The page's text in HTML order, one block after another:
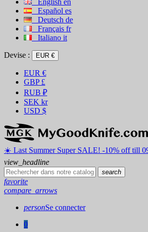
English en
Español es
Deutsch de
Français fr
Italiano it
Devise : EUR €
EUR €
GBP £
RUB ₽
SEK kr
USD $
☀️ ️Last Summer Super SALE! -10% off till
view_headline
search
favorite
compare_arrows
personSe connecter
0